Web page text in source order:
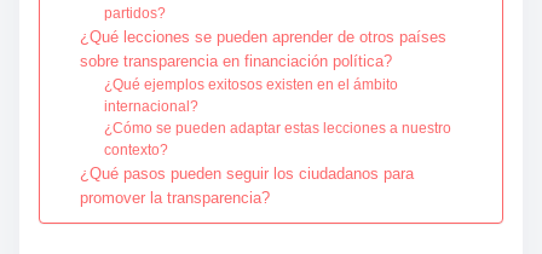
partidos?
¿Qué lecciones se pueden aprender de otros países
sobre transparencia en financiación política?
¿Qué ejemplos exitosos existen en el ámbito
internacional?
¿Cómo se pueden adaptar estas lecciones a nuestro
contexto?
¿Qué pasos pueden seguir los ciudadanos para
promover la transparencia?